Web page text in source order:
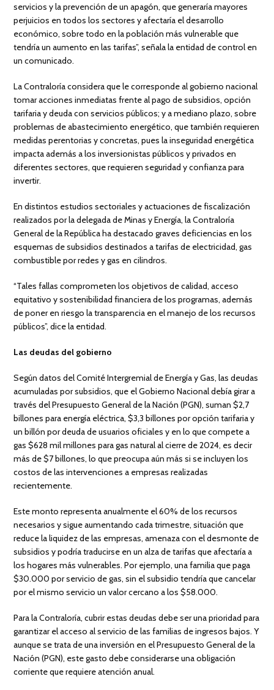
servicios y la prevención de un apagón, que generaría mayores
perjuicios en todos los sectores y afectaría el desarrollo
económico, sobre todo en la población más vulnerable que
tendría un aumento en las tarifas”, señala la entidad de control en
un comunicado.
La Contraloría considera que le corresponde al gobierno nacional
tomar acciones inmediatas frente al pago de subsidios, opción
tarifaria y deuda con servicios públicos; y a mediano plazo, sobre
problemas de abastecimiento energético, que también requieren
medidas perentorias y concretas, pues la inseguridad energética
impacta además a los inversionistas públicos y privados en
diferentes sectores, que requieren seguridad y confianza para
invertir.
En distintos estudios sectoriales y actuaciones de fiscalización
realizados por la delegada de Minas y Energía, la Contraloría
General de la República ha destacado graves deficiencias en los
esquemas de subsidios destinados a tarifas de electricidad, gas
combustible por redes y gas en cilindros.
“Tales fallas comprometen los objetivos de calidad, acceso
equitativo y sostenibilidad financiera de los programas, además
de poner en riesgo la transparencia en el manejo de los recursos
públicos”, dice la entidad.
Las deudas del gobierno
Según datos del Comité Intergremial de Energía y Gas, las deudas
acumuladas por subsidios, que el Gobierno Nacional debía girar a
través del Presupuesto General de la Nación (PGN), suman $2,7
billones para energía eléctrica, $3,3 billones por opción tarifaria y
un billón por deuda de usuarios oficiales y en lo que compete a
gas $628 mil millones para gas natural al cierre de 2024, es decir
más de $7 billones, lo que preocupa aún más si se incluyen los
costos de las intervenciones a empresas realizadas
recientemente.
Este monto representa anualmente el 60% de los recursos
necesarios y sigue aumentando cada trimestre, situación que
reduce la liquidez de las empresas, amenaza con el desmonte de
subsidios y podría traducirse en un alza de tarifas que afectaría a
los hogares más vulnerables. Por ejemplo, una familia que paga
$30.000 por servicio de gas, sin el subsidio tendría que cancelar
por el mismo servicio un valor cercano a los $58.000.
Para la Contraloría, cubrir estas deudas debe ser una prioridad para
garantizar el acceso al servicio de las familias de ingresos bajos. Y
aunque se trata de una inversión en el Presupuesto General de la
Nación (PGN), este gasto debe considerarse una obligación
corriente que requiere atención anual.